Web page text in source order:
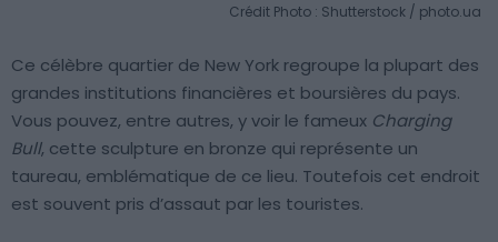
Crédit Photo : Shutterstock / photo.ua
Ce célèbre quartier de New York regroupe la plupart des
grandes institutions financières et boursières du pays.
Vous pouvez, entre autres, y voir le fameux Charging
Bull, cette sculpture en bronze qui représente un
taureau, emblématique de ce lieu. Toutefois cet endroit
est souvent pris d’assaut par les touristes.